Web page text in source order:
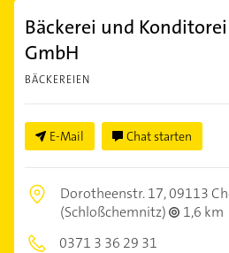
Bäckerei und
GmbH
BÄCKEREIEN
E-Mail Chat starten
Dorotheenstr. 17,09113
(Schloßchemnitz)
1,6 km
0371 3 36 29 31